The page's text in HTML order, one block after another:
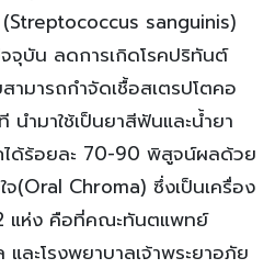
sanguinis)
จุบัน ลดการเกิดโรคปริทันต์
ามารถกำจัดเชื้อสเตรปโตคอ
ำมาใช้เป็นยาสีฟันและน้ำยา
ด้ร้อยละ 70-90 พิสูจน์ผลด้วย
(Oral Chroma) ซึ่งเป็นเครื่อง
แห่ง คือที่คณะทันตแพทย์
ละโรงพยาบาลเจ้าพระยาอภัย